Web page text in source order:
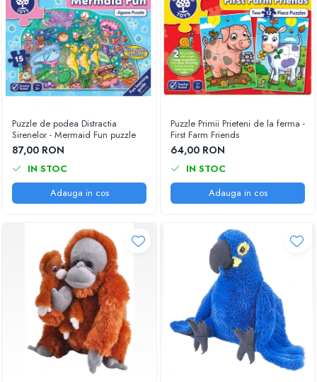
Puzzle de podea Distractia
Sirenelor - Mermaid Fun puzzle
87,00 RON
IN STOC
Adauga in cos
Puzzle Primii Prieteni de la ferma -
First Farm Friends
64,00 RON
IN STOC
Adauga in cos